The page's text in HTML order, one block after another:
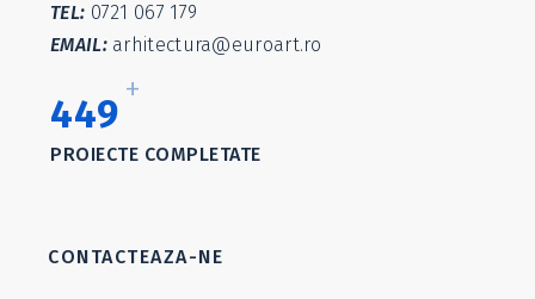
TEL: 0721 067 179
EMAIL:arhitectura@euroart.ro
536
+
PROIECTE COMPLETATE
CONTACTEAZA-NE